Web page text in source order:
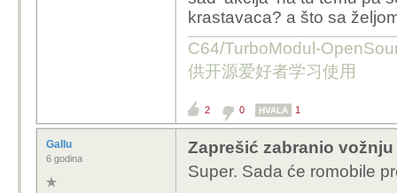
krastavaca? a što sa
C64/TurboModul-
供开源爱好者学习使用
2 0 HVALA 1
Gallu
6 godina
Zaprešić zabranio
Super. Sada će romobile